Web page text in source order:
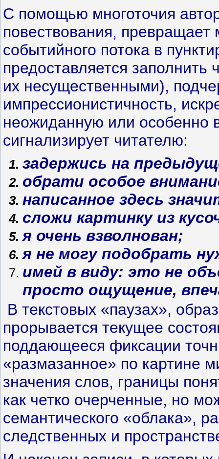
С помощью многоточия
повествования, превращает
событийного потока в
предоставляется заполнить
их несущественными),
импрессионистичность,
неожиданную или
сигнализирует читателю:
задержись на
обрати особое
написанное здесь
сложи картинку из
я очень взволнован;
я не могу подобрать
имей в виду: это не
просто ощущение,
В текстовых «паузах»,
прорывается текущее
поддающееся фиксации
«размазанное» по картине
значения слов, границы
как четко очерченные, но
семантического «облака»,
следственных и